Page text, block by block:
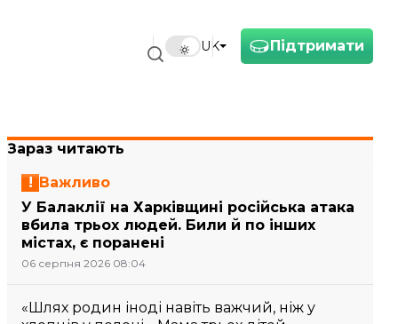
Підтримати
UK
Зараз читають
Важливо
У Балаклії на Харківщині російська атака
вбила трьох людей. Били й по інших
містах, є поранені
06 серпня 2026 08:04
«Шлях родин іноді навіть важчий, ніж у